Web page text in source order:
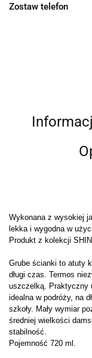
Zostaw telefon
Wykonana z wysokiej
lekka i wygodna w
Produkt z kolekcji
Grube ścianki to atuty
długi czas. Termos
uszczelką. Praktyczny
idealna w podróży, na
szkoły. Mały wymiar
średniej wielkości
stabilność.
Pojemność 720 ml.